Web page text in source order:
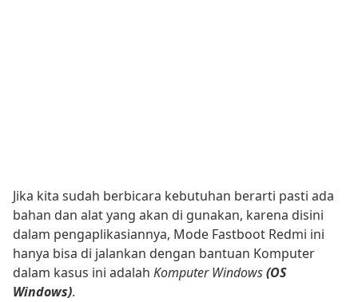
Jika kita sudah berbicara kebutuhan berarti pasti ada
bahan dan alat yang akan di gunakan, karena disini
dalam pengaplikasiannya, Mode Fastboot Redmi ini
hanya bisa di jalankan dengan bantuan Komputer
dalam kasus ini adalah Komputer Windows(OS
Windows).